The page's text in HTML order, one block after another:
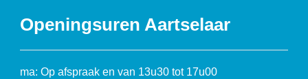
Openingsuren Aartselaar
ma: Op afspraak en van 13u30 tot 17u00